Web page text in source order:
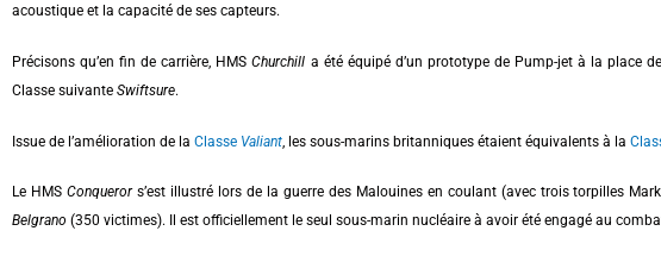
acoustique et la capacité de ses capteurs.
Précisons qu’en fin de carrière, HMSChurchill a été équipé d’un prototype de Pump-jet à la place
Classe suivante Swiftsure.
Issue de l’amélioration de la Classe Valiant , les sous-marins britanniques étaient équivalents à la
Le HMS Conquerors’est illustré lors de la guerre des Malouines en coulant (avec trois torpilles
Belgrano (350 victimes). Il est officiellement le seul sous-marin nucléaire à avoir été engagé au